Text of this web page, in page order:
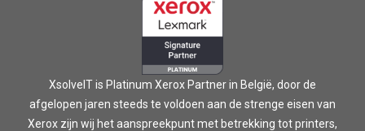
XsolveIT is Platinum Xerox Partner in België, door de
afgelopen jaren steeds te voldoen aan de strenge eisen van
Xerox zijn wij het aanspreekpunt met betrekking tot printers,